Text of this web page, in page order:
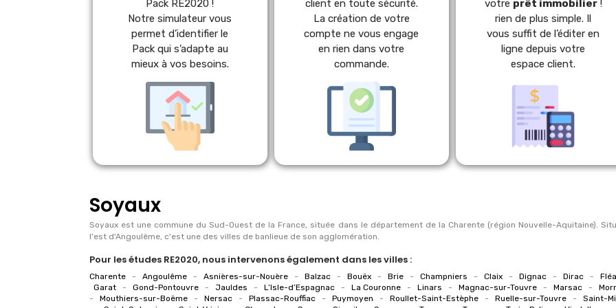
Pack RE2020 !
Notre simulateur vous
permet d’identifier le
Pack qui s’adapte au
mieux à vos besoins.
client en toute sécurité.
La création de votre
compte ne vous engage
en rien dans votre
commande.
votre prêt immobilier!
rien de plus simple. Il
vous suffit de l’éditer en
ligne depuis votre
espace client.
Soyaux
Soyaux est une commune du Sud-Ouest de la France, située dans le département de la Charente (région Nouvelle-Aquitaine).
l'est d'Angoulême, c'est une des villes de banlieue de son agglomération.
Pour les études RE2020, nous intervenons également dans les villes :
Charente - Angoulême - Asnières-sur-Nouère - Balzac - Bouëx - Brie - Champniers - Claix - Dignac - Dirac -
Garat
- Gond-Pontouvre - Jauldes - L’Isle-d’Espagnac - La Couronne - Linars - Magnac-sur-Touvre - Marsac -
-
Mouthiers-sur-Boëme - Nersac - Plassac-Rouffiac - Puymoyen - Roullet-Saint-Estèphe - Ruelle-sur-Touvre -
Saint-